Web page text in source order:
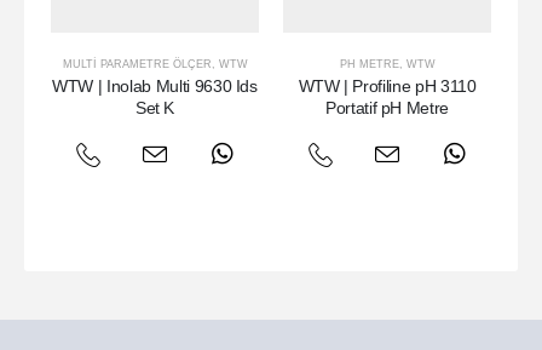
MULTI PARAMETRE ÖLÇER , WTW
WTW | Inolab Multi 9630 Ids
Set K
PH METRE, WTW
WTW | Profiline pH 3110
Portatif pH Metre